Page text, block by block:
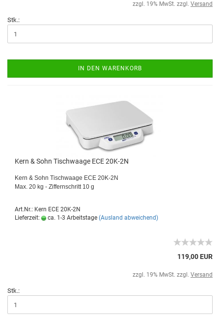
zzgl. 19% MwSt. zzgl. Versand
Stk.:
IN DEN WARENKORB
Kern & Sohn Tischwaage ECE 20K-2N
Kern & Sohn Tischwaage ECE 20K-2N
Max. 20 kg - Ziffernschritt 10 g
Art.Nr.: Kern ECE 20K-2N
Lieferzeit:
ca. 1-3 Arbeitstage (Ausland abweichend)
119,00 EUR
zzgl. 19% MwSt. zzgl. Versand
Stk.: